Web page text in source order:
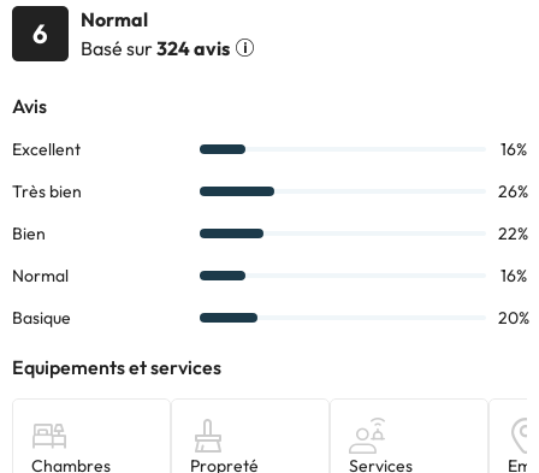
l’établissement. Toutes les informations figurant sur cette fiche
sont susceptibles d’être modifiées par l’hébergement. Si vous
avez des questions, contactez-nous.
6
Normal
Basé sur324 avis